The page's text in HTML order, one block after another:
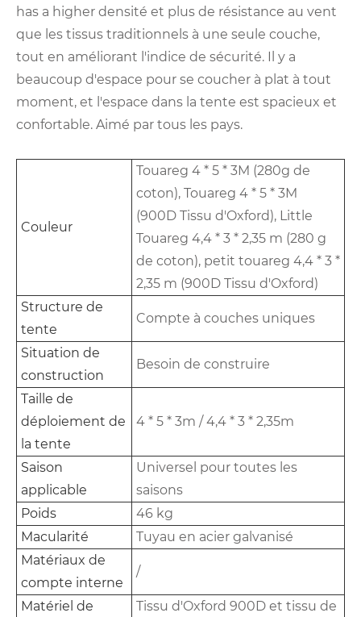
has a higher densité et plus de résistance au vent
que les tissus traditionnels à une seule couche,
tout en améliorant l'indice de sécurité. Il y a
beaucoup d'espace pour se coucher à plat à tout
moment, et l'espace dans la tente est spacieux et
confortable. Aimé par tous les pays.
Couleur
Touareg 4 * 5 * 3M (280g de
coton), Touareg 4 * 5 * 3M
(900D Tissu d'Oxford), Little
Touareg 4,4 * 3 * 2,35 m (280 g
de coton), petit touareg 4,4 * 3 *
2,35 m (900D Tissu d'Oxford)
Structure de
tente
Compte à couches uniques
Situation de
construction
Besoin de construire
Taille de
déploiement de
la tente
4 * 5 * 3m / 4,4 * 3 * 2,35m
Saison
applicable
Universel pour toutes les
saisons
Poids
46 kg
Macularité
Tuyau en acier galvanisé
Matériaux de
compte interne
/
Matériel de Tissu d'Oxford 900D et tissu de